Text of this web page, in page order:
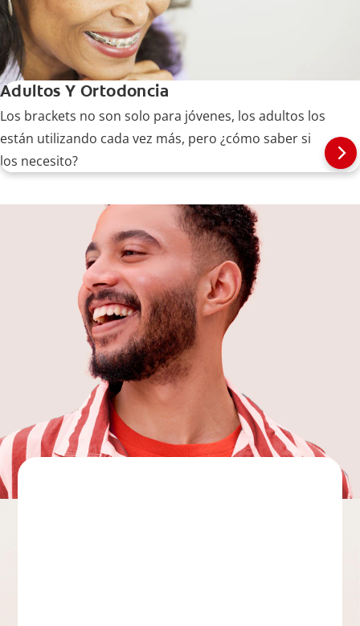
Adultos Y Ortodoncia
Los brackets no son solo para jóvenes, los adultos los
están utilizando cada vez más, pero ¿cómo saber si
los necesito?